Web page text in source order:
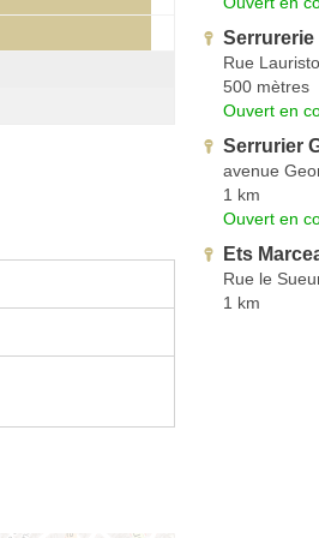
Serrurerie
Rue
500 mètres
Ouvert en
Serrurier
avenue
1 km
Ouvert en
Ets
Rue le
1 km